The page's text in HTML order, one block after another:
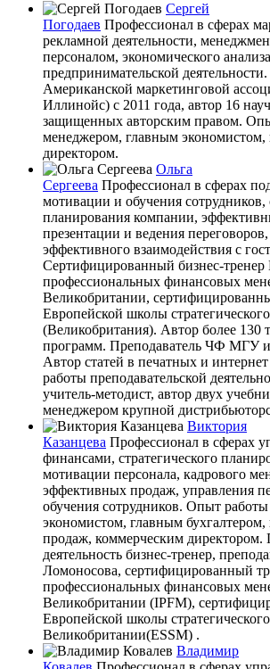
Сергей
Погодаев Профессионал в сферах
рекламной деятельности,
персоналом, экономического
предпринимательской
Американской маркетинговой
Иллинойс) с 2011 года, автор 16
защищенных авторским правом.
менеджером, главным экономистом,
директором.
Ольга
Сергеева Профессионал в сферах
мотивации и обучения сотрудников,
планирования компании,
презентации и ведения
эффективного взаимодействия с
Сертифицированный бизнес-тренер
профессиональных финансовых
Великобритании,
Европейской школы
(Великобритания). Автор более 130
программ. Преподаватель ЧФ МГУ
Автор статей в печатных и
работы преподавательской
учитель-методист, автор двух
менеджером крупной
Виктория
Казанцева Профессионал в сферах
финансами, стратегического
мотивации персонала, кадрового
эффективных продаж, управления
обучения сотрудников. Опыт работы
экономистом, главным бухгалтером,
продаж, коммерческим директором.
деятельность бизнес-тренер,
Ломоносова, сертифицированный
профессиональных финансовых
Великобритании (IPFM),
Европейской школы
Великобритании(ESSM) .
Владимир